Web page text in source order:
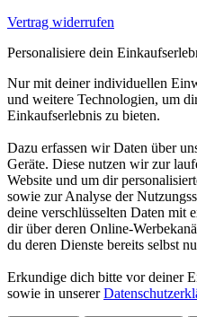
Vertrag widerrufen
Personalisiere dein
Nur mit deiner individuellen
und weitere Technologien, um
Einkaufserlebnis zu bieten.
Dazu erfassen wir Daten über
Geräte. Diese nutzen wir zur
Website und um dir
sowie zur Analyse der
deine verschlüsselten Daten mit
dir über deren Online-
du deren Dienste bereits selbst
Erkundige dich bitte vor deiner
sowie in unserer